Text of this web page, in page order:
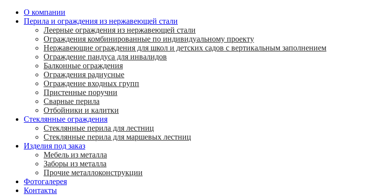
О компании
Перила и ограждения из нержавеющей стали
Леерные ограждения из нержавеющей стали
Ограждения комбинированные по индивидуальному проекту
Нержавеющие ограждения для школ и детских садов с вертикальным заполнением
Ограждение пандуса для инвалидов
Балконные ограждения
Ограждения радиусные
Ограждение входных групп
Пристенные поручни
Сварные перила
Отбойники и калитки
Стеклянные ограждения
Стеклянные перила для лестниц
Стеклянные перила для маршевых лестниц
Изделия под заказ
Мебель из металла
Заборы из металла
Прочие металлоконструкции
Фотогалерея
Контакты